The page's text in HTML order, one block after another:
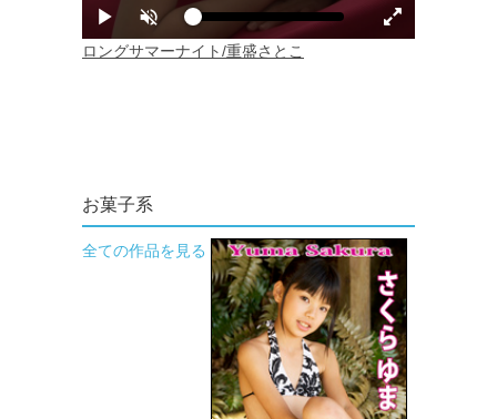
お菓子系
全ての作品を見る